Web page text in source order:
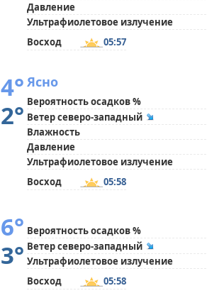
Давление
Ультрафиолетовое излучение
Восход
05:57
Ясно
Вероятность осадков %
Ветер северо-западный
Влажность
Давление
Ультрафиолетовое излучение
Восход
05:58
Вероятность осадков %
Ветер северо-западный
Ультрафиолетовое излучение
Восход
05:58